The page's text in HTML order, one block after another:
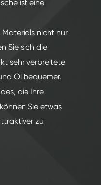
ist eine
nicht nur
Sie sich die
sehr verbreitete
Öl bequemer.
die Ihre
Sie etwas
zu